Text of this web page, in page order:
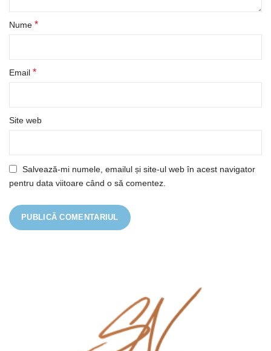
Nume *
Email *
Site web
Salvează-mi numele, emailul și site-ul web în acest navigator
pentru data viitoare când o să comentez.